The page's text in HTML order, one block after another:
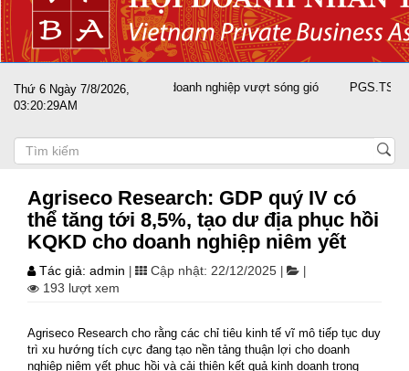
Thứ 6 Ngày 7/8/2026,
03:20:30AM
Đất nước sát cánh cùng doanh nghiệp vượt sóng gió PGS.TS
Agriseco Research: GDP quý IV có
thể tăng tới 8,5%, tạo dư địa phục hồi
KQKD cho doanh nghiệp niêm yết
Tác giả: admin Cập nhật: 22/12/2025
193 lượt xem
Agriseco Research cho rằng các chỉ tiêu kinh tế vĩ mô tiếp tục duy
trì xu hướng tích cực đang tạo nền tảng thuận lợi cho doanh
nghiệp niêm yết phục hồi và cải thiện kết quả kinh doanh trong